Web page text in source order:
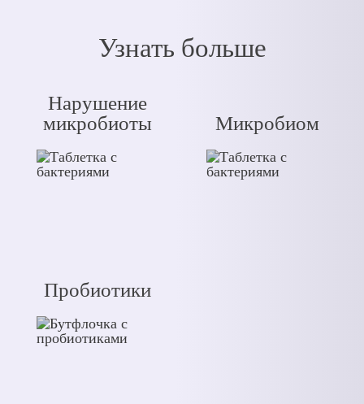
Узнать больше
Нарушение
микробиоты
Микробиом
Пробиотики